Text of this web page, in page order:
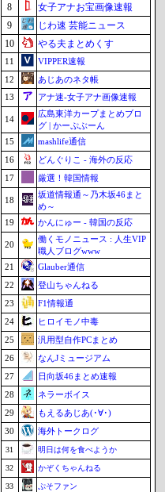
8
女子アナお宝画像速報
9
じわ速 芸能ニュース
10
やる夫まとめくす
11
VIPPER速報
12
あじあのネタ帳
13
アナ速‐女子アナ画像速報
14
広島東洋カープまとめブロ
グ | かーぷぶーん
15
mashlife通信
16
どんぐりこ - 海外の反応
17
厳選！韓国情報
18
坂道情報通～乃木坂46まと
め～
19
かんにゅー - 韓国の反応
20
働くモノニュース : 人生VIP
職人ブログwww
21
Glauber通信
22
登山ちゃんねる
23
F1情報通
24
ヒロイモノ中毒
25
汎用型自作PCまとめ
26
なんJミュージアム
27
日向坂46まとめ速報
28
ネラーボイス
29
もえるあじあ(･∀･)
30
海外トークログ
31 明日は何を食べようか
32 かぞくちゃんねる
33 ぷそファン